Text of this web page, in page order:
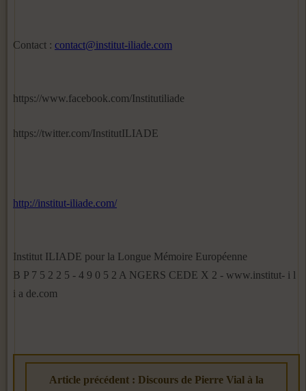
Contact : contact@institut-iliade.com
https://www.facebook.com/Institutiliade
https://twitter.com/InstitutILIADE
http://institut-iliade.com/
Institut ILIADE pour la Longue Mémoire Européenne
B P 7 5 2 2 5 - 4 9 0 5 2 A NGERS CEDE X 2 - www.institut- i l
i a de.com
Article précédent : Discours de Pierre Vial à la